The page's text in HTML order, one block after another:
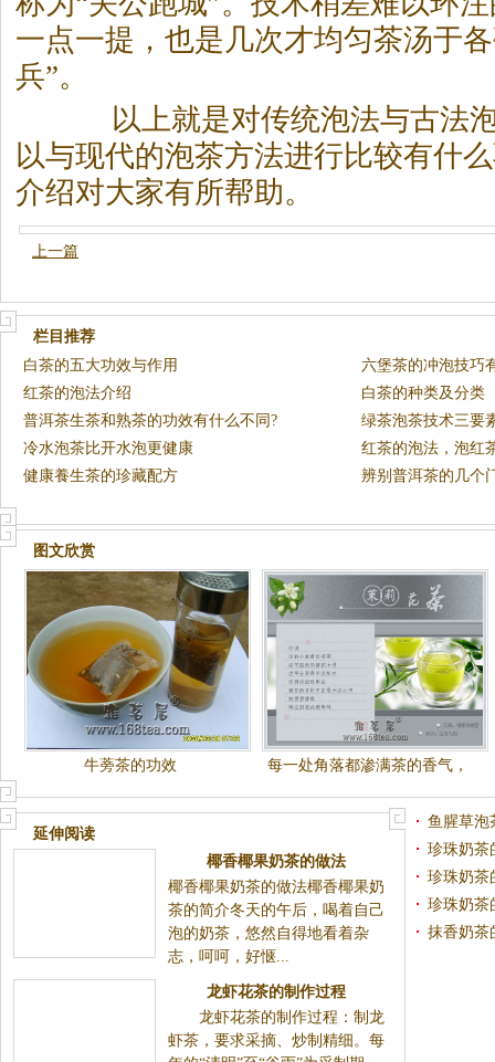
一点一提，也是几次才均匀茶汤于
兵”。
以上就是对传统泡法与古法
以与现代的泡茶方法进行比较有什
介绍对大家有所帮助。
上一篇
栏目推荐
白茶的五大功效与作用
六堡茶的冲泡技巧
红茶的泡法介绍
白茶的种类及分类
普洱茶生茶和熟茶的功效有什么不同?
绿茶泡茶技术三要
冷水泡茶比开水泡更健康
红茶的泡法，泡红
健康養生茶的珍藏配方
辨别普洱茶的几个
图文欣赏
牛蒡茶的功效
每一处角落都渗满茶的香气，
每一片茶叶都有你的流连忘返
延伸阅读
椰香椰果奶茶的做法
椰香椰果奶茶的做法椰香椰果奶茶的简介冬天的午后，
喝着自己泡的奶茶，悠然自得地看着杂志，呵呵，好
惬...
龙虾花茶的制作过程：制龙虾茶，要求采摘、炒制
鱼腥草泡
珍珠奶茶
珍珠奶茶
珍珠奶
抹香奶茶